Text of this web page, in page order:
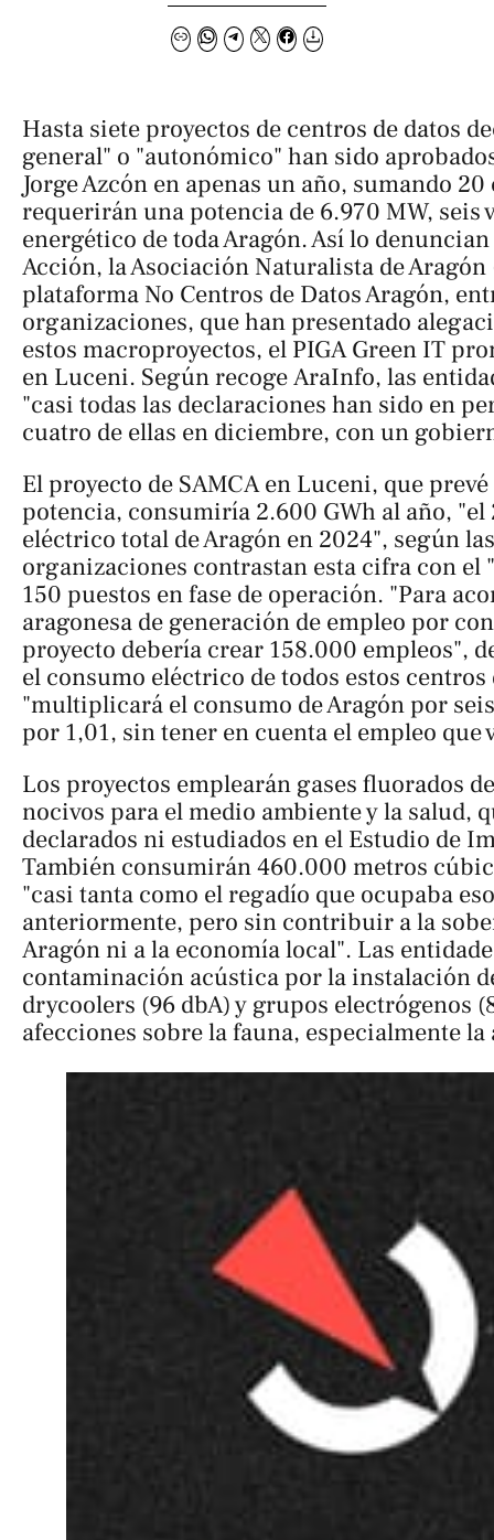
Hasta siete proyectos de centros de datos
general" o "autonómico" han sido
Jorge Azcón en apenas un año, sumando
requerirán una potencia de 6.970 MW, seis
energético de toda Aragón. Así lo
Acción, la Asociación Naturalista de Aragón
plataforma No Centros de Datos Aragón,
organizaciones, que han presentado
estos macroproyectos, el PIGA Green IT
en Luceni. Según recogeAraInfo, las
"casi todas las declaraciones han sido en
cuatro de ellas en diciembre, con un
El proyecto de SAMCA en Luceni, que
potencia, consumiría 2.600 GWh al año, "el
eléctrico total de Aragón en 2024", según
organizaciones contrastan esta cifra con el
150 puestos en fase de operación. "Para
aragonesa de generación de empleo por
proyecto debería crear 158.000 empleos",
el consumo eléctrico de todos estos centros
"multiplicará el consumo de Aragón por
por 1,01, sin tener en cuenta el empleo que
Los proyectos emplearán gases fluorados
nocivos para el medio ambiente y la salud,
declarados ni estudiados en el Estudio de
También consumirán 460.000 metros
"casi tanta como el regadío que ocupaba
anteriormente, pero sin contribuir a la
Aragón ni a la economía local". Las
contaminación acústica por la instalación
drycoolers (96 dbA) y grupos electrógenos
afecciones sobre la fauna, especialmente la